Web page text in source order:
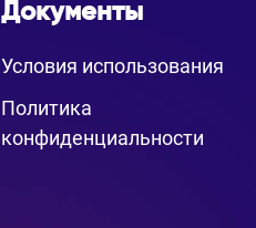
Документы
Условия использования
Политика
конфиденциальности